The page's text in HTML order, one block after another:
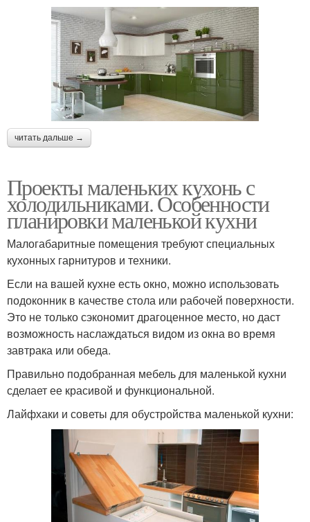
читать дальше →
Проекты маленьких кухонь с
холодильниками. Особенности
планировки маленькой кухни
Малогабаритные помещения требуют специальных
кухонных гарнитуров и техники.
Если на вашей кухне есть окно, можно использовать
подоконник в качестве стола или рабочей поверхности.
Это не только сэкономит драгоценное место, но даст
возможность наслаждаться видом из окна во время
завтрака или обеда.
Правильно подобранная мебель для маленькой кухни
сделает ее красивой и функциональной.
Лайфхаки и советы для обустройства маленькой кухни: